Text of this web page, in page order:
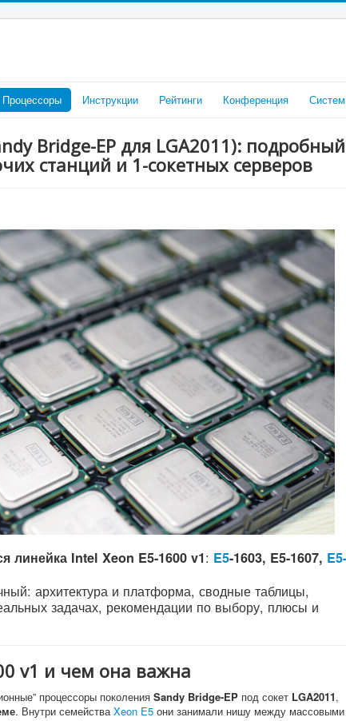
Процессоры Инструкции Рейтинги Конференция
Bridge-EP для LGA2011): подробный
станций и 1-сокетных серверов
линейка Intel Xeon E5-1600 v1: E5-1603, E5-1607, E5-
архитектура и платформа, сводные таблицы,
задачах, рекомендации по выбору, плюсы и
v1 и чем она важна
процессоры поколения Sandy Bridge-EP под сокет LGA2011,
. Внутри семействаXeon E5 они занимали нишу между массовыми